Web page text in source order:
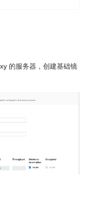
5,
的服务器，创建基础镜